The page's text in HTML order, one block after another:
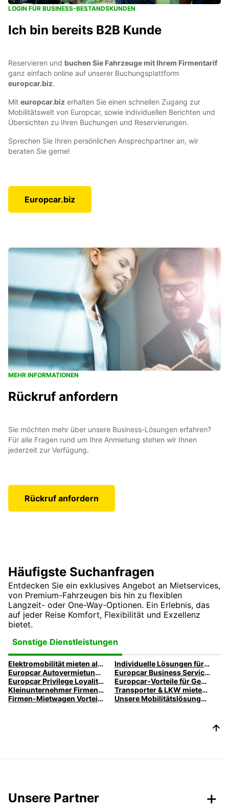
LOGIN FÜR BUSINESS-BESTANDSKUNDEN
Ich bin bereits B2B Kunde
Reservieren und buchen Sie Fahrzeuge mit Ihrem Firmentarif
ganz einfach online auf unserer Buchungsplattform
europcar.biz.
Mit europcar.biz erhalten Sie einen schnellen Zugang zur
Mobilitätswelt von Europcar, sowie individuellen Berichten und
Übersichten zu Ihren Buchungen und Reservierungen.
Sprechen Sie Ihren persönlichen Ansprechpartner an, wir
beraten Sie gerne!
Europcar.biz
MEHR INFORMATIONEN
Rückruf anfordern
Sie möchten mehr über unsere Business-Lösungen erfahren?
Für alle Fragen rund um Ihre Anmietung stehen wir Ihnen
jederzeit zur Verfügung.
Rückruf anfordern
Häufigste Suchanfragen
Entdecken Sie ein exklusives Angebot an Mietservices,
von Premium-Fahrzeugen bis hin zu flexiblen
Langzeit- oder One-Way-Optionen. Ein Erlebnis, das
auf jeder Reise Komfort, Flexibilität und Exzellenz
bietet.
Sonstige Dienstleistungen
Elektromobilität mieten als Business-Kunde
Individuelle Lösungen für Ihr Unternehmen
Europcar Autovermietung für Geschäftsreisen
Europcar Business Services
Europcar Privilege Loyalitätsprogramm
Europcar-Vorteile für Geschäftskunden
Kleinunternehmer Firmenwagen » Autovermietung
Transporter & LKW mieten für Unternehmen
Firmen-Mietwagen Vorteile » für Businesskunden
Unsere Mobilitätslösungen für Ihr Unternehmen
Unsere Partner